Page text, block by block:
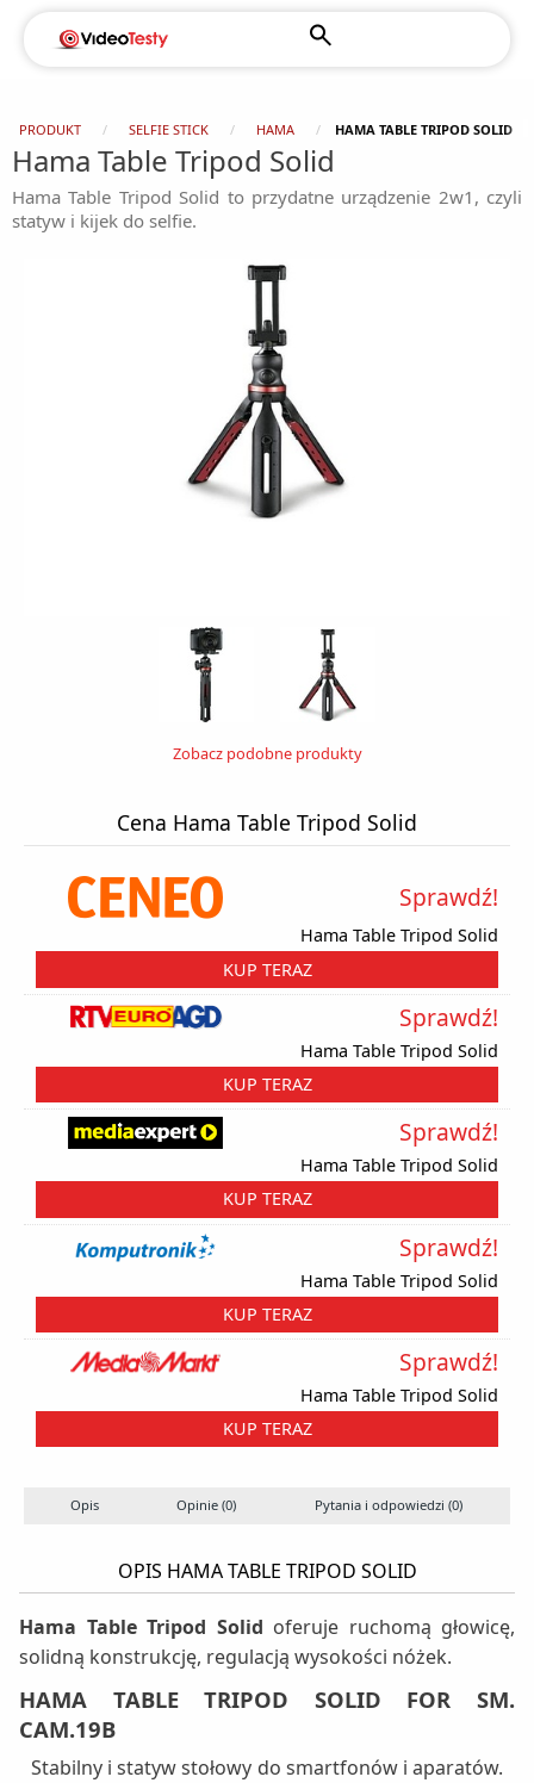
PRODUKT SELFIE STICK HAMA HAMA TABLE TRIPOD SOLID
Hama Table Tripod Solid
Hama Table Tripod Solid to przydatne urządzenie 2w1, czyli
statyw i kijek do selfie.
Zobacz podobne produkty
Cena Hama Table Tripod Solid
Hama Table Tripod Solid
Sprawdź!
KUP TERAZ
Hama Table Tripod Solid
Sprawdź!
KUP TERAZ
Hama Table Tripod Solid
Sprawdź!
KUP TERAZ
Hama Table Tripod Solid
Sprawdź!
KUP TERAZ
Hama Table Tripod Solid
Sprawdź!
KUP TERAZ
Opis Opinie (0) Pytania i odpowiedzi (0)
OPIS HAMA TABLE TRIPOD SOLID
Hama Table Tripod Solid oferuje ruchomą głowicę,
solidną konstrukcję, regulacją wysokości nóżek.
HAMA TABLE TRIPOD SOLID FOR SM.
CAM.19B
Stabilny i statyw stołowy do smartfonów i aparatów.